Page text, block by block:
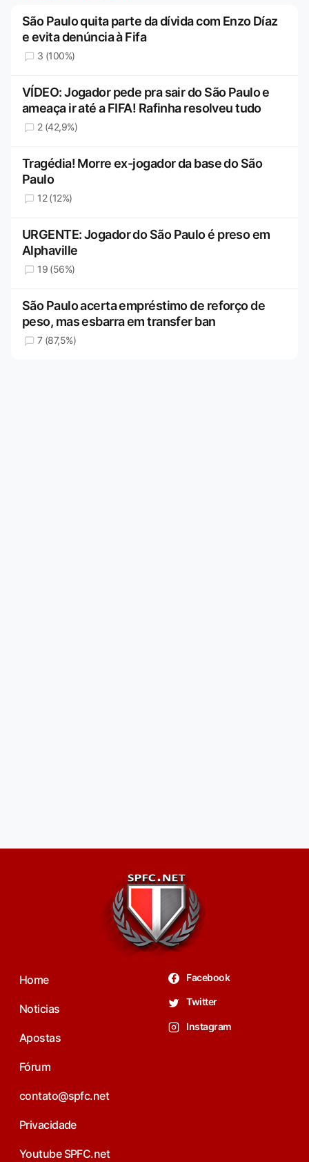
São Paulo quita parte da dívida com Enzo Díaz
e evita denúncia à Fifa
3 (100%)
VÍDEO: Jogador pede pra sair do São Paulo e
ameaça ir até a FIFA! Rafinha resolveu tudo
2 (42,9%)
Tragédia! Morre ex-jogador da base do São
Paulo
12 (12%)
URGENTE: Jogador do São Paulo é preso em
Alphaville
19 (56%)
São Paulo acerta empréstimo de reforço de
peso, mas esbarra em transfer ban
7 (87,5%)
Home
Noticias
Apostas
Fórum
contato@spfc.net
Privacidade
Youtube SPFC.net
Facebook
Twitter
Instagram